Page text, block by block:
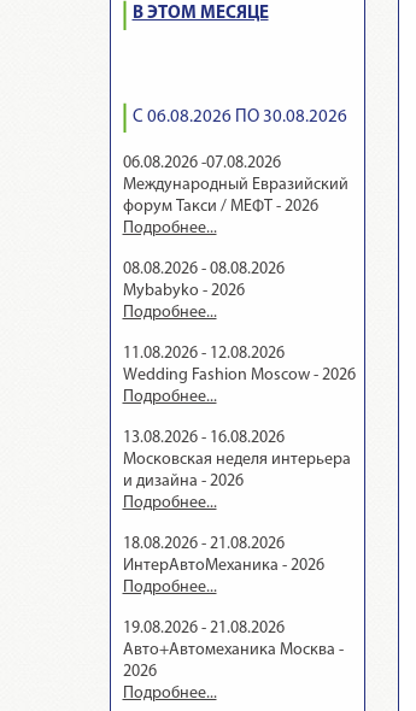
В ЭТОМ МЕСЯЦЕ
С 06.08.2026 ПО 30.08.2026
06.08.2026 -07.08.2026
Международный Евразийский
форум Такси / МЕФТ - 2026
Подробнее...
08.08.2026 - 08.08.2026
Mybabyko - 2026
Подробнее...
11.08.2026 - 12.08.2026
Wedding Fashion Moscow - 2026
Подробнее...
13.08.2026 - 16.08.2026
Московская неделя интерьера
и дизайна - 2026
Подробнее...
18.08.2026 - 21.08.2026
ИнтерАвтоМеханика - 2026
Подробнее...
19.08.2026 - 21.08.2026
Авто+Автомеханика Москва -
2026
Подробнее...